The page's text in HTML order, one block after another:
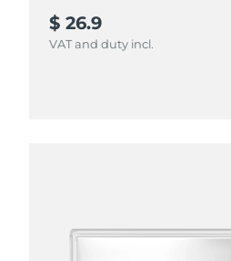
$ 26.9
VAT and duty incl.
$ 26.9
VAT and duty incl.